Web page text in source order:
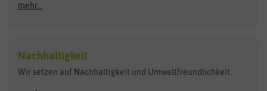
Anzuchtschalen
Heizmatte & Heizkabel
Kokos-Quelltabletten
Zimmergewächshaus
Carl Pabst
Florissa Hortitops
mehr...
Nachhaltigkeit
Wir setzen auf Nachhaltigkeit und Umweltfreundlichkeit.